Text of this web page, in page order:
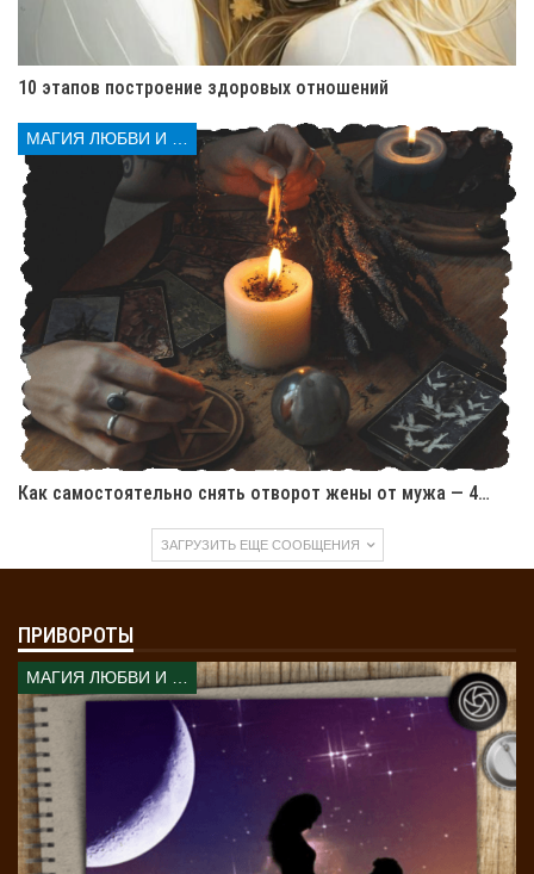
10 этапов построение здоровых отношений
Как самостоятельно снять отворот жены от мужа — 4…
ЗАГРУЗИТЬ ЕЩЕ СООБЩЕНИЯ
ПРИВОРОТЫ
МАГИЯ ЛЮБВИ И КОЛДОВСТВА